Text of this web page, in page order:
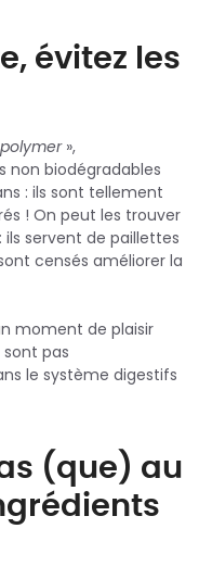
évitez les
polymer»,
non biodégradables
: ils sont tellement
! On peut les trouver
servent de paillettes
censés améliorer la
moment de plaisir
sont pas
le système digestifs
(que) au